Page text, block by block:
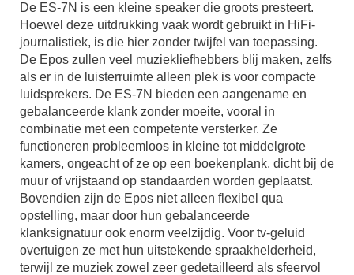
De ES-7N is een kleine speaker die groots presteert.
Hoewel deze uitdrukking vaak wordt gebruikt in HiFi-
journalistiek, is die hier zonder twijfel van toepassing.
De Epos zullen veel muziekliefhebbers blij maken, zelfs
als er in de luisterruimte alleen plek is voor compacte
luidsprekers. De ES-7N bieden een aangename en
gebalanceerde klank zonder moeite, vooral in
combinatie met een competente versterker. Ze
functioneren probleemloos in kleine tot middelgrote
kamers, ongeacht of ze op een boekenplank, dicht bij de
muur of vrijstaand op standaarden worden geplaatst.
Bovendien zijn de Epos niet alleen flexibel qua
opstelling, maar door hun gebalanceerde
klanksignatuur ook enorm veelzijdig. Voor tv-geluid
overtuigen ze met hun uitstekende spraakhelderheid,
terwijl ze muziek zowel zeer gedetailleerd als sfeervol